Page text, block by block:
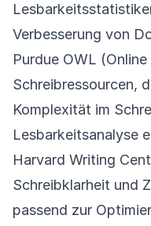
Verbesserung von
Purdue OWL
Schreibressourcen,
Komplexität im
Lesbarkeitsanalyse
Harvard Writing
Schreibklarheit und
passend zur